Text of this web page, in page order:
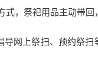
，祭祀用品主动带回
导网上祭扫、预约祭